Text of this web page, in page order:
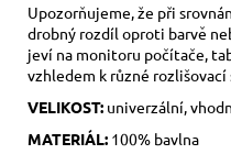
Upozorňujeme, že při
drobný rozdíl oproti barvě
jeví na monitoru počítače,
vzhledem k různé
VELIKOST: univerzální,
MATERIÁL: 100% bavlna